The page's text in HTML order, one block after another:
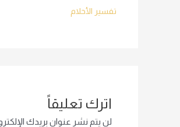
تفسير الأحلام
اترك تعليقاً
لن يتم نشر عنوان بريدك